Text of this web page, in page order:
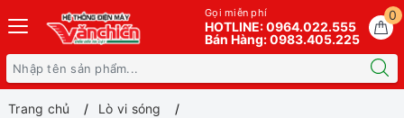
0
Gọi miễn phí
HOTLINE: 0964.022.555
Bán Hàng: 0983.405.225
Trang chủ
Lò vi sóng